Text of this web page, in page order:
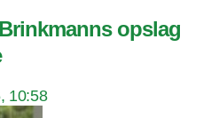
opslag
10:58